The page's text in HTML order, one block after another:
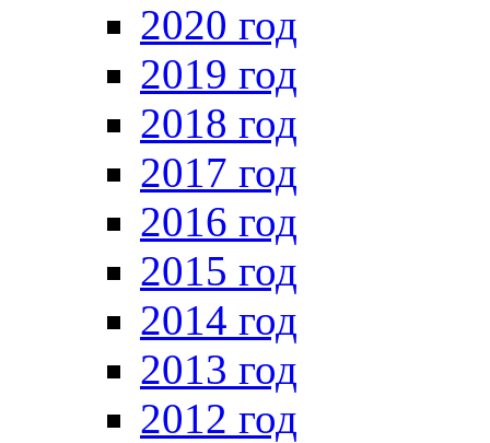
2020 год
2019 год
2018 год
2017 год
2016 год
2015 год
2014 год
2013 год
2012 год